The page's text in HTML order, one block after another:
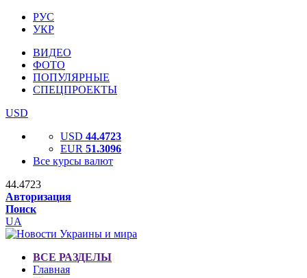
РУС
УКР
ВИДЕО
ФОТО
ПОПУЛЯРНЫЕ
СПЕЦПРОЕКТЫ
USD
USD 44.4723
EUR 51.3096
Все курсы валют
44.4723
Авторизация
Поиск
UA
ВСЕ РАЗДЕЛЫ
Главная